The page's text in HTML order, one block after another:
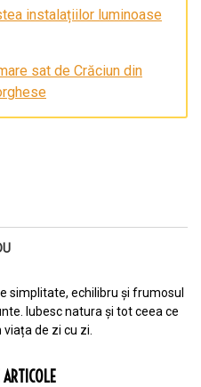
instalațiilor luminoase
sat de Crăciun din
simplitate, echilibru și frumosul
Iubesc natura și tot ceea ce
de zi cu zi.